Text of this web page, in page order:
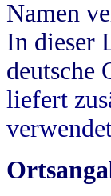
Namen
In dieser
deutsche
liefert